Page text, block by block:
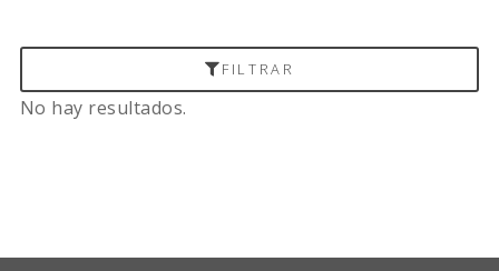
FILTRAR
No hay resultados.